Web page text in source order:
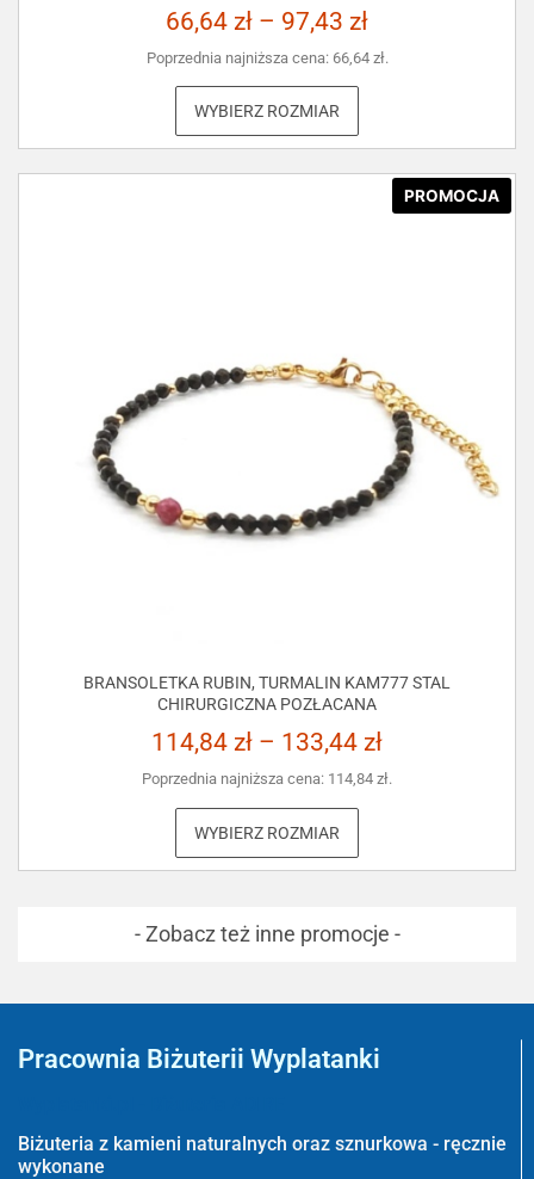
66,64 zł – 97,43 zł
Poprzednia najniższa cena: 66,64 zł.
WYBIERZ ROZMIAR
PROMOCJA
BRANSOLETKA RUBIN, TURMALIN KAM777 STAL
CHIRURGICZNA POZŁACANA
114,84 zł – 133,44 zł
Poprzednia najniższa cena: 114,84 zł.
WYBIERZ ROZMIAR
- Zobacz też inne promocje -
Pracownia Biżuterii Wyplatanki
Biżuteria z kamieni naturalnych oraz sznurkowa - ręcznie
wykonane